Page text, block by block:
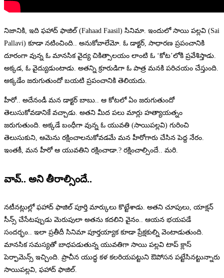
నిజానికి, ఇది ఫహాద్ ఫాజిల్ (Fahaad Faasil) సినిమా. ఇందులో సాయి పల్లవి (Sai
Pallavi) కూడా నటించింది.. అనుకోవాలేమో. ఓ డాక్టర్, సాధారణ ప్రపంచానికి
దూరంగా వున్న ఓ మానసిక వైద్య చికిత్సాలయం లాంటి ఓ ‘కోట’లోకి ప్రవేశిస్తాడు.
అక్కడ, ఓ వైద్యుడుంటాడు. అతన్ని క్రూరుడిగా ఓ పాత్ర మనకి పరిచయం చేస్తుంది.
అక్కడేం జరుగుతుందో బయటి ప్రపంచానికి తెలియదు.
హీరో.. అదేనండీ మన డాక్టర్ బాబు.. ఆ కోటలో ఏం జరుగుతుందో
తెలుసుకోవడానికే వచ్చాడు. అతని మీద పలు మార్లు హత్యాయత్నం
జరుగుతుంది. అక్కడే బంధీగా వున్న ఓ యువతి (సాయిపల్లవి) గురించి
తెలుసుకుని, ఆమెను రక్షించాలనుకోవడమే మన హీరోగారు చేసిన పెద్ద నేరం.
ఇంతకీ, మన హీరో ఆ యువతిని రక్షించాడా.? రక్షించాల్సిందే.. మరి.
వావ్.. అని తీరాల్సిందే..
నటీనట్లుల్లో ఫహాద్ ఫాజిల్ పూర్తి మార్కులు కొట్టేశాడు. అతని చూపులు, యాక్షన్
సీన్స్ చేసేటప్పుడు మెరుపులా అతను కదలిని వైనం.. ఆయన భయపడే
సందర్భం.. ఇలా ప్రతీదీ సినిమా పూర్తయ్యాక కూడా ప్రేక్షకుల్ని వెంటాడుతుంది.
మానసిక సమస్యతో బాధపడుతున్న యువతిగా సాయి పల్లవి టాప్ క్లాస్
పెర్ఫామెన్స్ ఇచ్చింది. ప్రాచీన యుద్ధ కళ కలరియపట్టుని ఔపోసన పట్టేసినట్టున్నారు
సాయిపల్లవి, ఫహాద్ ఫాజిల్.